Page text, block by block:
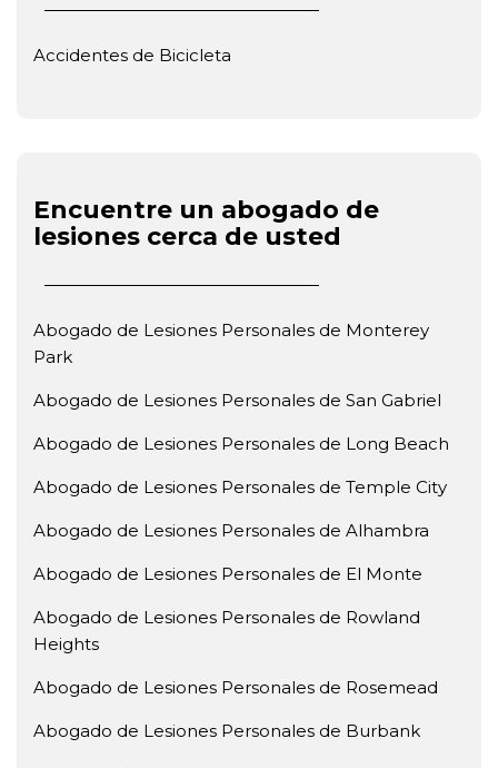
Accidentes de Bicicleta
Encuentre un abogado de
lesiones cerca de usted
Abogado de Lesiones Personales de Monterey
Park
Abogado de Lesiones Personales de San Gabriel
Abogado de Lesiones Personales de Long Beach
Abogado de Lesiones Personales de Temple City
Abogado de Lesiones Personales de Alhambra
Abogado de Lesiones Personales de El Monte
Abogado de Lesiones Personales de Rowland
Heights
Abogado de Lesiones Personales de Rosemead
Abogado de Lesiones Personales de Burbank